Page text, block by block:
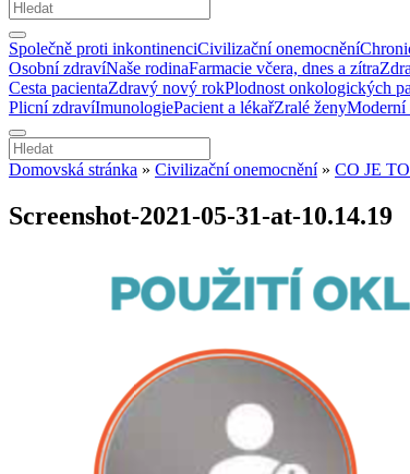
Společně proti inkontinenciCivilizační onemocnění
Osobní zdravíNaše rodinaFarmacie včera, dnes a zítra
Cesta pacientaZdravý nový rokPlodnost onkologických
Plicní zdravíImunologiePacient a lékařZralé ženyModerní
Domovská stránka » Civilizační onemocnění» CO JE
Screenshot-2021-05-31-at-10.14.19